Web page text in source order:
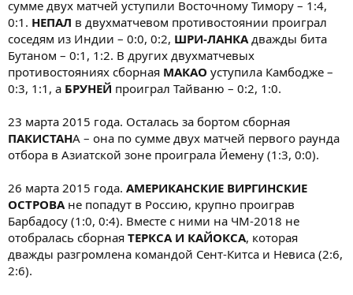
сумме двух матчей уступили Восточному Тимору – 1:4,
0:1. НЕПАЛ в двухматчевом противостоянии проиграл
соседям из Индии – 0:0, 0:2, ШРИ-ЛАНКАдважды бита
Бутаном – 0:1, 1:2. В других двухматчевых
противостояниях сборная МАКАО уступила Камбодже –
0:3, 1:1, а БРУНЕЙ проиграл Тайваню – 0:2, 1:0.
23 марта 2015 года. Осталась за бортом сборная
ПАКИСТАНА – она по сумме двух матчей первого раунда
отбора в Азиатской зоне проиграла Йемену (1:3, 0:0).
26 марта 2015 года. АМЕРИКАНСКИЕ ВИРГИНСКИЕ
ОСТРОВАне попадут в Россию, крупно проиграв
Барбадосу (1:0, 0:4). Вместе с ними на ЧМ-2018 не
отобралась сборная ТЕРКСА И КАЙОКСА, которая
дважды разгромлена командой Сент-Китса и Невиса (2:6,
2:6).